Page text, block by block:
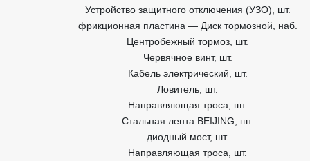
Устройство защитного отключения (УЗО), шт.
фрикционная пластина — Диск тормозной, наб.
Центробежный тормоз, шт.
Червячное винт, шт.
Кабель электрический, шт.
Ловитель, шт.
Направляющая троса, шт.
Стальная лента BEIJING, шт.
диодный мост, шт.
Направляющая троса, шт.